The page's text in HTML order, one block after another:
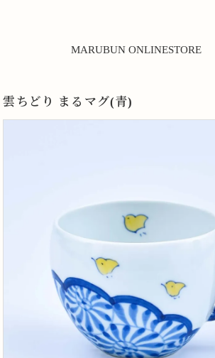
MARUBUN ONLINESTORE
雲ちどり まるマグ(青)